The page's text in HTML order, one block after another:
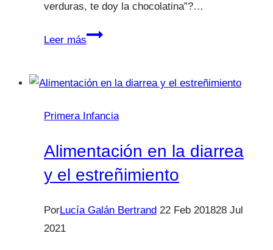
verduras, te doy la chocolatina”?…
Leer másAlimentación
y
Saber
Vivir
Primera Infancia
Alimentación en la diarrea
y el estreñimiento
PorLucía Galán Bertrand 22 Feb 201828 Jul
2021